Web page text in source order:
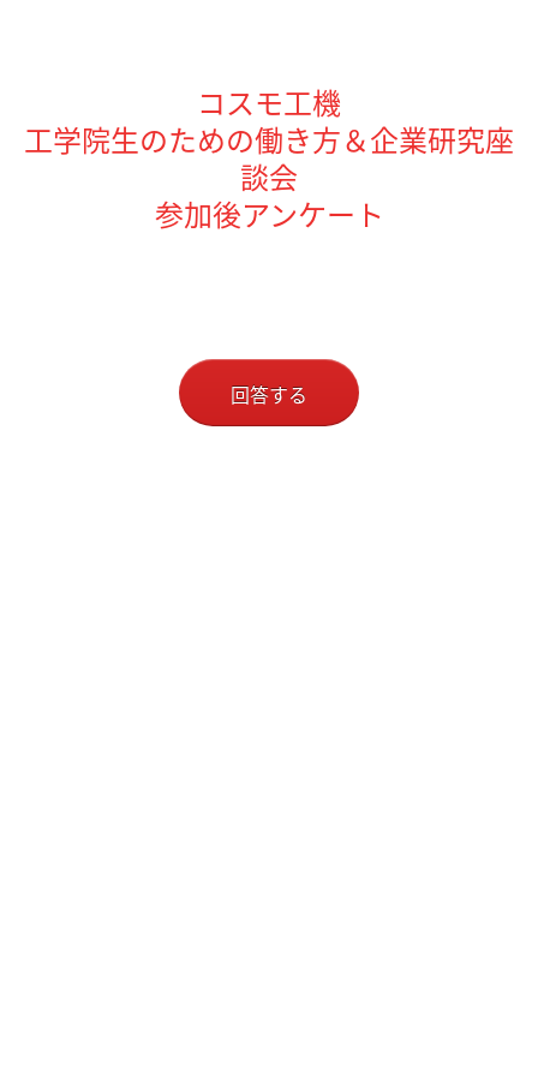
コスモ工機
工学院生のための働き方＆企業研究座
談会
参加後アンケート
回答する